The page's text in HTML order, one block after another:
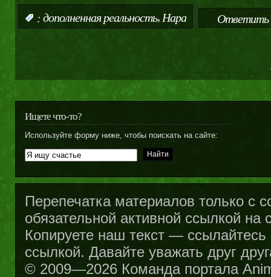
: дополненная реальность,Нара Ответить
Ищете что-то?
Используйте форму ниже, чтобы поискать на сайте:
Перепечатка материалов только с
обязательной активной ссылкой на
Копируете наш текст —
ссылкой. Давайте уважать друг
© 2009—2026 Команда портала